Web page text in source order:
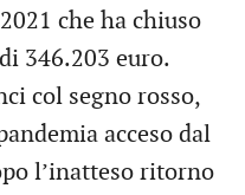
che ha chiuso
346.203 euro.
col segno rosso,
acceso dal
l’inatteso ritorno